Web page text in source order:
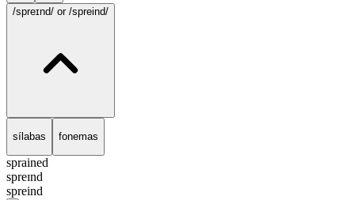
/spreɪnd/ or /spreind/
sílabas fonemas
sprained
spreɪnd
spreind